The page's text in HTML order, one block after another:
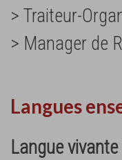
> Traiteur-
> Manager de
Langues
Langue